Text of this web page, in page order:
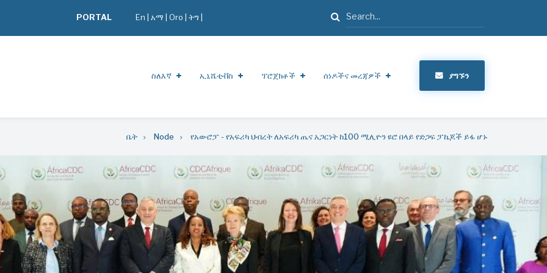
PORTAL En አማ Oro ትግ | ፈልግ
ስለእኛ ኢኒሼቲቭስ ፕሮጀክቶች ሰነዶችና መረጃዎች ያግኙን
ቤት Node የአውሮፓ - የአፍሪካ ህብረት ለአፍሪካ ጤና አጋርነት ከ100 ሚሊዮን ዩሮ በላይ የድጋፍ ፓኬጆች ይፋ ሆኑ